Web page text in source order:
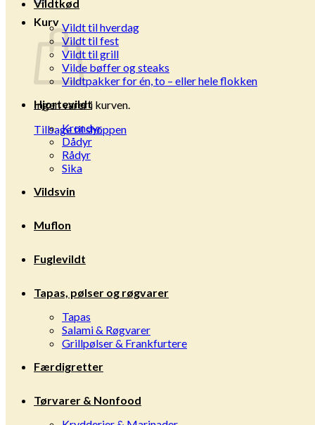
Kurv
Ingen varer i kurven.
Tilbage til shoppen
Vildtkød
Vildt til hverdag
Vildt til fest
Vildt til grill
Vilde bøffer og steaks
Vildtpakker for én, to – eller hele flokken
Hjortevildt
Krondyr
Dådyr
Rådyr
Sika
Vildsvin
Muflon
Fuglevildt
Tapas, pølser og røgvarer
Tapas
Salami & Røgvarer
Grillpølser & Frankfurtere
Færdigretter
Tørvarer & Nonfood